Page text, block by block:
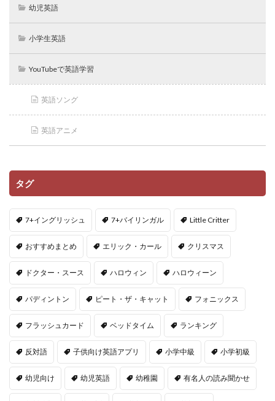
幼児英語
小学生英語
YouTubeで英語学習
英語ソング
英語アニメ
タグ
7+イングリッシュ 7+バイリンガル Little Critter
おすすめまとめ エリック・カール クリスマス
ドクター・スース ハロウィン ハロウィーン
パディントン ピート・ザ・キャット フォニックス
フラッシュカード ベッドタイム ランキング
反対語 子供向け英語アプリ 小学中級 小学初級
幼児向け 幼児英語 幼稚園 有名人の読み聞かせ